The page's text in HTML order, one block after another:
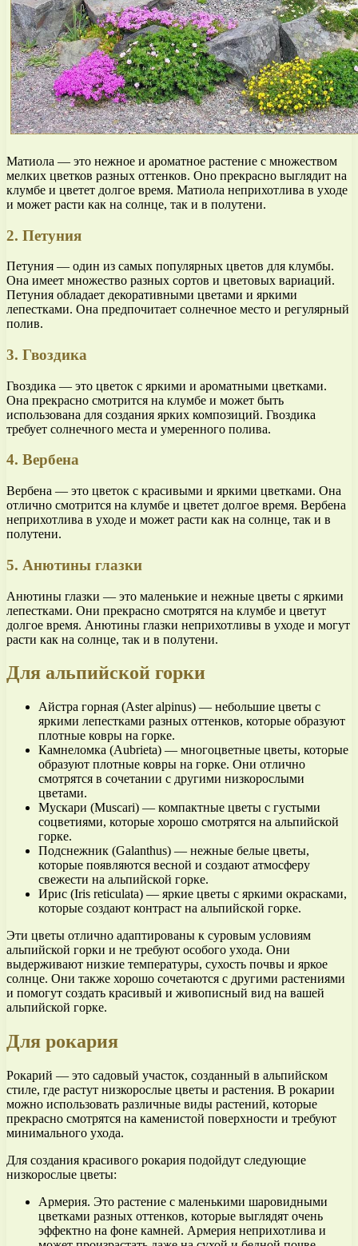
Матиола — это нежное и ароматное растение с множеством
мелких цветков разных оттенков. Оно прекрасно выглядит на
клумбе и цветет долгое время. Матиола неприхотлива в уходе
и может расти как на солнце, так и в полутени.
2. Петуния
Петуния — один из самых популярных цветов для клумбы.
Она имеет множество разных сортов и цветовых вариаций.
Петуния обладает декоративными цветами и яркими
лепестками. Она предпочитает солнечное место и регулярный
полив.
3. Гвоздика
Гвоздика — это цветок с яркими и ароматными цветками.
Она прекрасно смотрится на клумбе и может быть
использована для создания ярких композиций. Гвоздика
требует солнечного места и умеренного полива.
4. Вербена
Вербена — это цветок с красивыми и яркими цветками. Она
отлично смотрится на клумбе и цветет долгое время. Вербена
неприхотлива в уходе и может расти как на солнце, так и в
полутени.
5. Анютины глазки
Анютины глазки — это маленькие и нежные цветы с яркими
лепестками. Они прекрасно смотрятся на клумбе и цветут
долгое время. Анютины глазки неприхотливы в уходе и могут
расти как на солнце, так и в полутени.
Для альпийской горки
Айстра горная (Aster alpinus) — небольшие цветы с
яркими лепестками разных оттенков, которые образуют
плотные ковры на горке.
Камнеломка (Aubrieta) — многоцветные цветы, которые
образуют плотные ковры на горке. Они отлично
смотрятся в сочетании с другими низкорослыми
цветами.
Мускари (Muscari) — компактные цветы с густыми
соцветиями, которые хорошо смотрятся на альпийской
горке.
Подснежник (Galanthus) — нежные белые цветы,
которые появляются весной и создают атмосферу
свежести на альпийской горке.
Ирис (Iris reticulata) — яркие цветы с яркими окрасками,
которые создают контраст на альпийской горке.
Эти цветы отлично адаптированы к суровым условиям
альпийской горки и не требуют особого ухода. Они
выдерживают низкие температуры, сухость почвы и яркое
солнце. Они также хорошо сочетаются с другими растениями
и помогут создать красивый и живописный вид на вашей
альпийской горке.
Для рокария
Рокарий — это садовый участок, созданный в альпийском
стиле, где растут низкорослые цветы и растения. В рокарии
можно использовать различные виды растений, которые
прекрасно смотрятся на каменистой поверхности и требуют
минимального ухода.
Для создания красивого рокария подойдут следующие
низкорослые цветы:
Армерия. Это растение с маленькими шаровидными
цветками разных оттенков, которые выглядят очень
эффектно на фоне камней. Армерия неприхотлива и